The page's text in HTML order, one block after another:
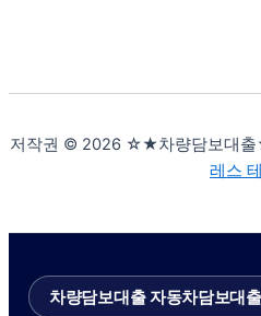
저작권 © 2026 ☆★차량담보대
레스
차량담보대출 자동차담보대출